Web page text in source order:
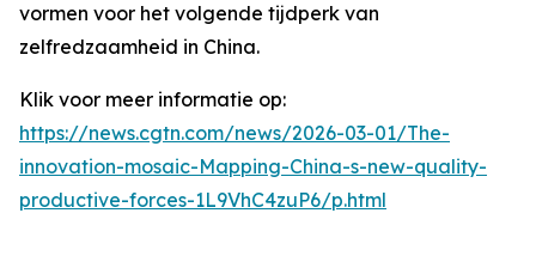
vormen voor het volgende tijdperk van
zelfredzaamheid in China.
Klik voor meer informatie op:
https://news.cgtn.com/news/2026-03-01/The-
innovation-mosaic-Mapping-China-s-new-quality-
productive-forces-1L9VhC4zuP6/p.html